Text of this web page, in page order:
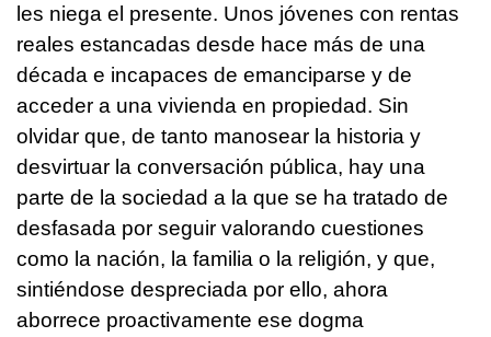
les niega el presente. Unos jóvenes con rentas
reales estancadas desde hace más de una
década e incapaces de emanciparse y de
acceder a una vivienda en propiedad. Sin
olvidar que, de tanto manosear la historia y
desvirtuar la conversación pública, hay una
parte de la sociedad a la que se ha tratado de
desfasada por seguir valorando cuestiones
como la nación, la familia o la religión, y que,
sintiéndose despreciada por ello, ahora
aborrece proactivamente ese dogma